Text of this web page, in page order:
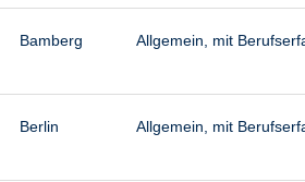
Bamberg Allgemein, mit
Berlin Allgemein, mit